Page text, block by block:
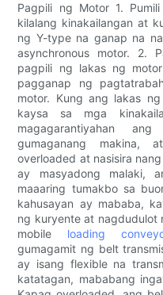
Pagpili ng Motor 1.
kilalang kinakailangan at
ng Y-type na ganap na
asynchronous motor. 2.
pagpili ng lakas ng
pagganap ng
motor. Kung ang lakas
kaysa sa mga
magagarantiyahan
gumaganang makina,
overloaded at nasisira
ay masyadong malaki,
maaaring tumakbo sa
kahusayan ay mababa,
ng kuryente at nagdudulot
mobile loading
gumagamit ng belt
ay isang flexible na
katatagan, mababang